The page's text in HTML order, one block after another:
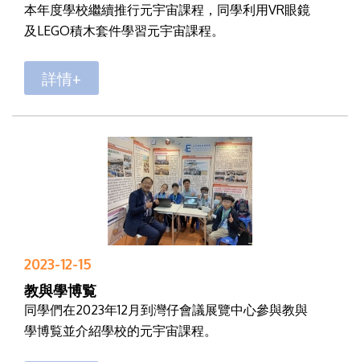
本年度學校繼續推行元宇宙課程，同學利用VR眼鏡
及LEGO積木套件學習元宇宙課程。
詳情+
2023-12-15
教與學博覧
同學們在2023年12月到灣仔會議展覽中心參與教與
學博覧並介紹學校的元宇宙課程。